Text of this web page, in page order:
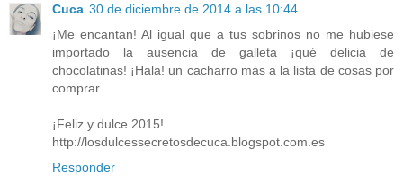
Cuca 30 de diciembre de 2014 a las 10:44
¡Me encantan! Al igual que a tus sobrinos no me hubiese
importado la ausencia de galleta ¡qué delicia de
chocolatinas! ¡Hala! un cacharro más a la lista de cosas por
comprar
¡Feliz y dulce 2015!
http://losdulcessecretosdecuca.blogspot.com.es
Responder